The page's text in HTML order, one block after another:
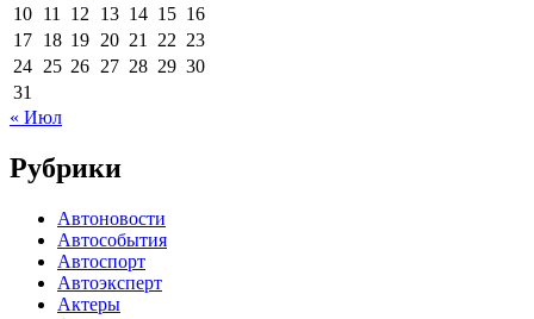
10 11 12 13 14 15 16
17 18 19 20 21 22 23
24 25 26 27 28 29 30
31
« Июл
Рубрики
Автоновости
Автособытия
Автоспорт
Автоэксперт
Актеры